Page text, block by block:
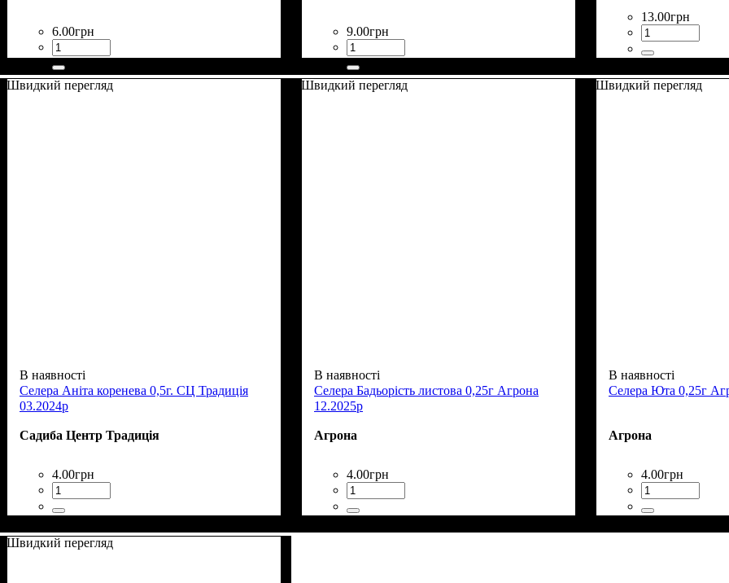
6.00грн 9.00грн
13.00грн
Швидкий перегляд
В наявності
Селера Аніта коренева 0,5г. СЦ Традиція
03.2024р
Садиба Центр Традиція
4.00грн
Швидкий перегляд
В наявності
Селера Бадьорість листова 0,25г Агрона
12.2025р
Агрона
4.00грн
Швидкий перегляд
В наявності
Селера Юта 0,25г
Агрона
4.00грн
Швидкий перегляд